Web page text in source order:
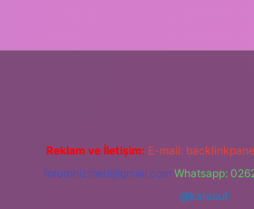
Reklam ve İletişim: E-mail:
forumhizmeti@gmail.com Whatsapp:
@karabul